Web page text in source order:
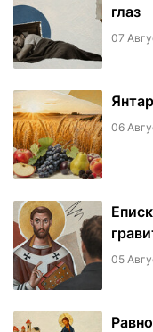
глаз
07
06
05